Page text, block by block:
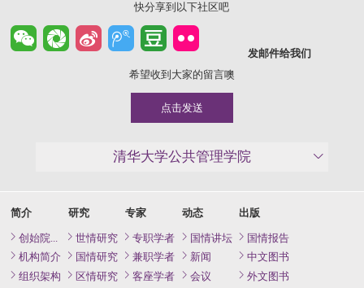
快分享到以下社区吧
发邮件给我们
希望收到大家的留言噢
点击发送
清华大学公共管理学院
简介
机构简介
组织架构
研究
世情研究
国情研究
区情研究
专家
专职学者
兼职学者
客座学者
动态
国情讲坛
新闻
会议
出版
国情报告
中文图书
外文图书